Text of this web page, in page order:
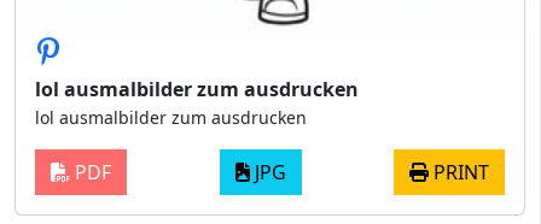
lol ausmalbilder zum ausdrucken
lol ausmalbilder zum ausdrucken
PDF JPG PRINT